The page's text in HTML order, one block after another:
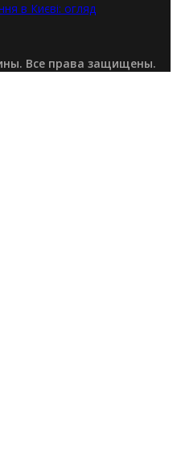
в Києві: огляд
Все права защищены.